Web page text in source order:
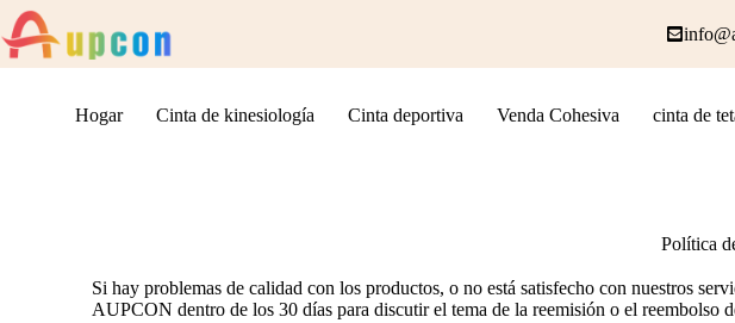
Hogar Cinta de kinesiología Cinta deportiva Venda Cohesiva cinta de
Política
Si hay problemas de calidad con los productos, o no está satisfecho con nuestros
AUPCON dentro de los 30 días para discutir el tema de la reemisión o el reembolso